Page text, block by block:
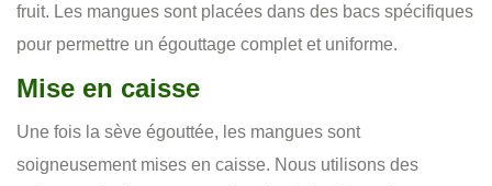
fruit. Les mangues sont placées dans des bacs spécifiques
pour permettre un égouttage complet et uniforme.
Mise en caisse
Une fois la sève égouttée, les mangues sont
soigneusement mises en caisse. Nous utilisons des